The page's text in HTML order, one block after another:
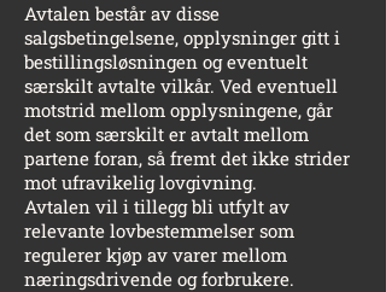
Avtalen består av disse
salgsbetingelsene, opplysninger gitt i
bestillingsløsningen og eventuelt
særskilt avtalte vilkår. Ved eventuell
motstrid mellom opplysningene, går
det som særskilt er avtalt mellom
partene foran, så fremt det ikke strider
mot ufravikelig lovgivning.
Avtalen vil i tillegg bli utfylt av
relevante lovbestemmelser som
regulerer kjøp av varer mellom
næringsdrivende og forbrukere.